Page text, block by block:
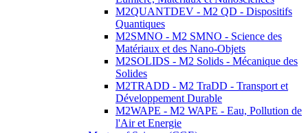
M2QUANTDEV - M2 QD - Dispositifs
Quantiques
M2SMNO - M2 SMNO - Science des
Matériaux et des Nano-Objets
M2SOLIDS - M2 Solids - Mécanique des
Solides
M2TRADD - M2 TraDD - Transport et
Développement Durable
M2WAPE - M2 WAPE - Eau, Pollution de
l'Air et Energie